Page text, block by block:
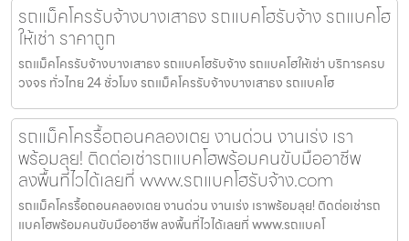
รถแม็คโครรับจ้างบางเสาธง รถแบคโฮรับจ้าง รถแบคโฮ
ให้เช่า ราคาถูก
รถแม็คโครรับจ้างบางเสาธง รถแบคโฮรับจ้าง รถแบคโฮให้เช่า บริการครบ
วงจร ทั่วไทย 24 ชั่วโมง รถแม็คโครรับจ้างบางเสาธง รถแบคโฮ
รถแม็คโครรื้อถอนคลองเตย งานด่วน งานเร่ง เรา
พร้อมลุย! ติดต่อเช่ารถแบคโฮพร้อมคนขับมืออาชีพ
ลงพื้นที่ไวได้เลยที่ www.รถแบคโฮรับจ้าง.com
รถแม็คโครรื้อถอนคลองเตย งานด่วน งานเร่ง เราพร้อมลุย! ติดต่อเช่ารถ
แบคโฮพร้อมคนขับมืออาชีพ ลงพื้นที่ไวได้เลยที่ www.รถแบคโ